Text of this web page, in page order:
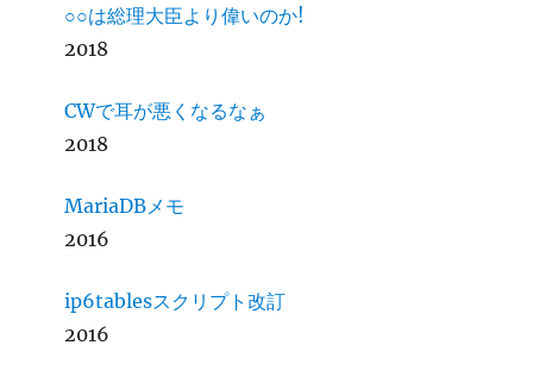
○○は総理大臣より偉いのか!
2018
CWで耳が悪くなるなぁ
2018
MariaDBメモ
2016
ip6tablesスクリプト改訂
2016